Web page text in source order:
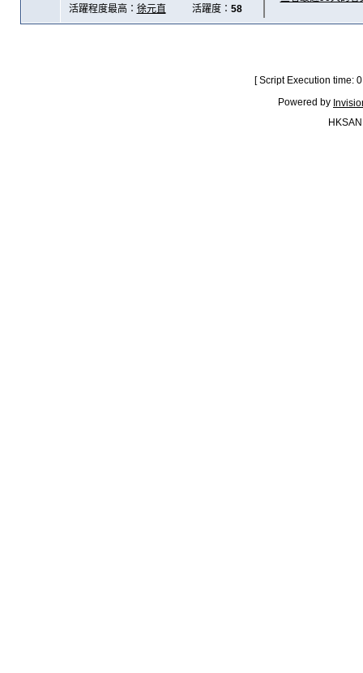
活躍程度最高： 徐元直 活躍度： 58
[ Script Execution time:
Powered by